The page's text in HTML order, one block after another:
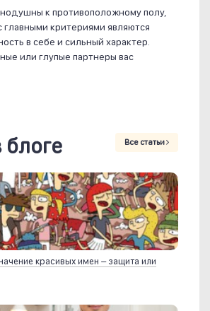
к противоположному полу,
главными критериями являются
в себе и сильный характер.
или глупые партнеры вас
блоге Все статьи
красивых имен – защита или